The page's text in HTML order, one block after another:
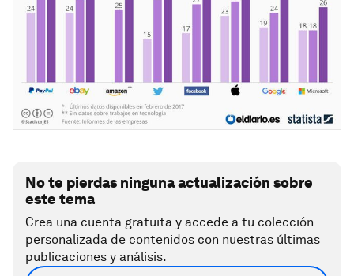
No te pierdas ninguna actualización sobre
este tema
Crea una cuenta gratuita y accede a tu colección
personalizada de contenidos con nuestras últimas
publicaciones y análisis.